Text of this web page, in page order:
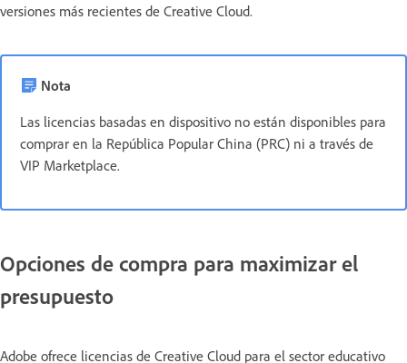
versiones más recientes de Creative Cloud.
Nota
Las licencias basadas en dispositivo no están disponibles para
comprar en la República Popular China (PRC) ni a través de
VIP Marketplace.
Opciones de compra para maximizar el
presupuesto
Adobe ofrece licencias de Creative Cloud para el sector educativo